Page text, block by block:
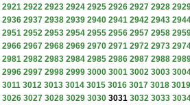
2921 2922 2923 2924 2925 2926 2927 2928
2936 2937 2938 2939 2940 2941 2942 2943
2951 2952 2953 2954 2955 2956 2957 2958
2966 2967 2968 2969 2970 2971 2972 2973
2981 2982 2983 2984 2985 2986 2987 2988
2996 2997 2998 2999 3000 3001 3002 3003
3011 3012 3013 3014 3015 3016 3017 3018 3019
3026 3027 3028 3029 3030 3031 3032 3033